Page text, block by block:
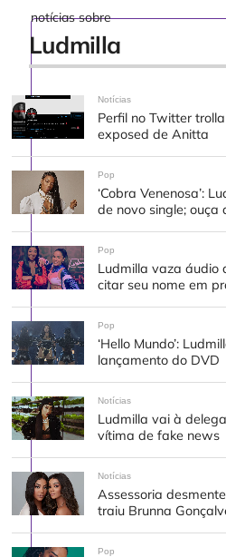
notícias sobre
Ludmilla
Notícias
Perfil no Twitter
exposed de Anitta
Pop
‘Cobra Venenosa’:
de novo single;
Pop
Ludmilla vaza áudio
citar seu nome em
Pop
‘Hello Mundo’:
lançamento do DVD
Notícias
Ludmilla vai à
vítima de fake news
Notícias
Assessoria
traiu Brunna
Pop